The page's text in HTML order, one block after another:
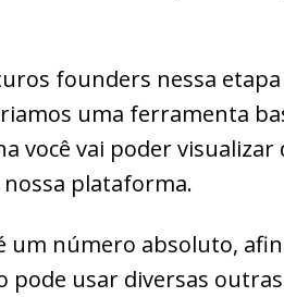
founders nessa
uma ferramenta
você vai poder visualizar
plataforma.
um número absoluto,
usar diversas